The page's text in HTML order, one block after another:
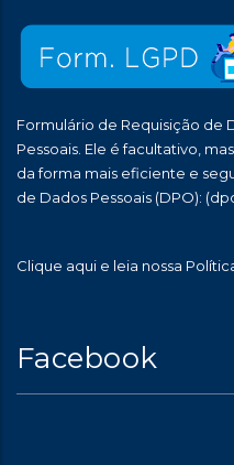
Formulário de Requisição de
Pessoais. Ele é facultativo,
da forma mais eficiente e
de Dados Pessoais (DPO):
Clique aqui e leia nossa
Facebook